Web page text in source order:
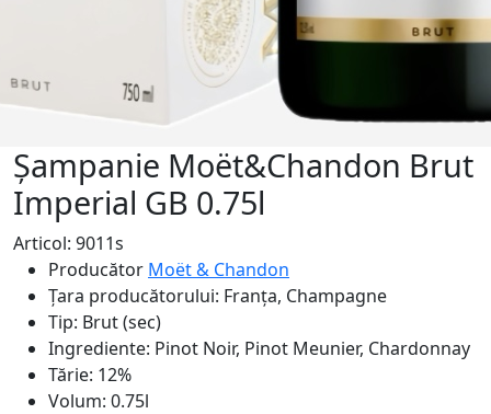
Șampanie Moёt&Chandon Brut
Imperial GB 0.75l
Articol: 9011s
Producător Moёt & Chandon
Ţara producătorului: Franța, Champagne
Tip: Brut (sec)
Ingrediente: Pinot Noir, Pinot Meunier, Chardonnay
Tărie: 12%
Volum: 0.75l